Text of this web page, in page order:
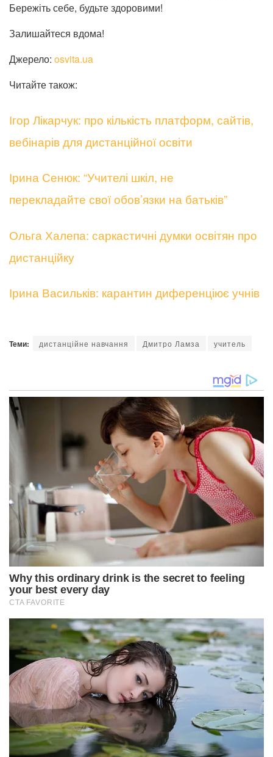
Бережіть себе, будьте здоровими!
Залишайтеся вдома!
Джерело: osvita.ua
Читайте також:
Ігор Лікарчук: про кількість платформ, сайтів,
вебінарів для дистанційної освіти
Ірина Сенюк: “Учителі шкіл, не
перекладайте свої обов’язки на батьків”
Ольга Халепа: саркастичні думки освітян про
дистанційку
Ірина Васильків: карантин диференціює учнів
Теми: дистанційне навчання Дмитро Ламза учитель